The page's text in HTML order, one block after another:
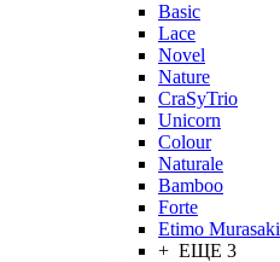
Basic
Lace
Novel
Nature
CraSyTrio
Unicorn
Colour
Naturale
Bamboo
Forte
Etimo Murasaki
+ ЕЩЕ 3